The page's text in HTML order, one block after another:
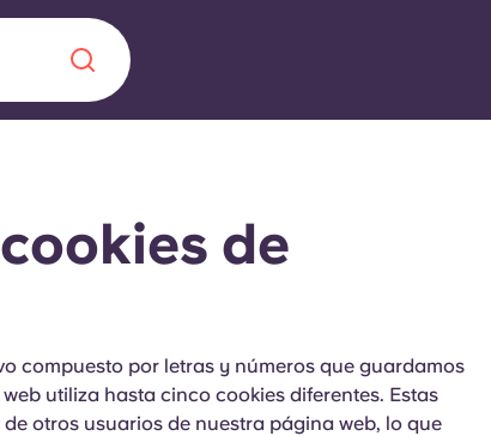
Quiénes somos
Preguntas frecuentes
de
compuesto por letras y números que guardamos
utiliza hasta cinco cookies diferentes. Estas
otros usuarios de nuestra página web, lo que